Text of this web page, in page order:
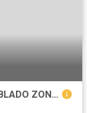
DEPARTAMENTO DE ESTRENO, AMOBLADO ZONA RESIDENCIAL, LA FLORIDA WANCHAQ